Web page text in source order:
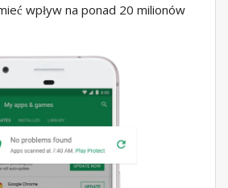
wpływ na ponad 20 milionów